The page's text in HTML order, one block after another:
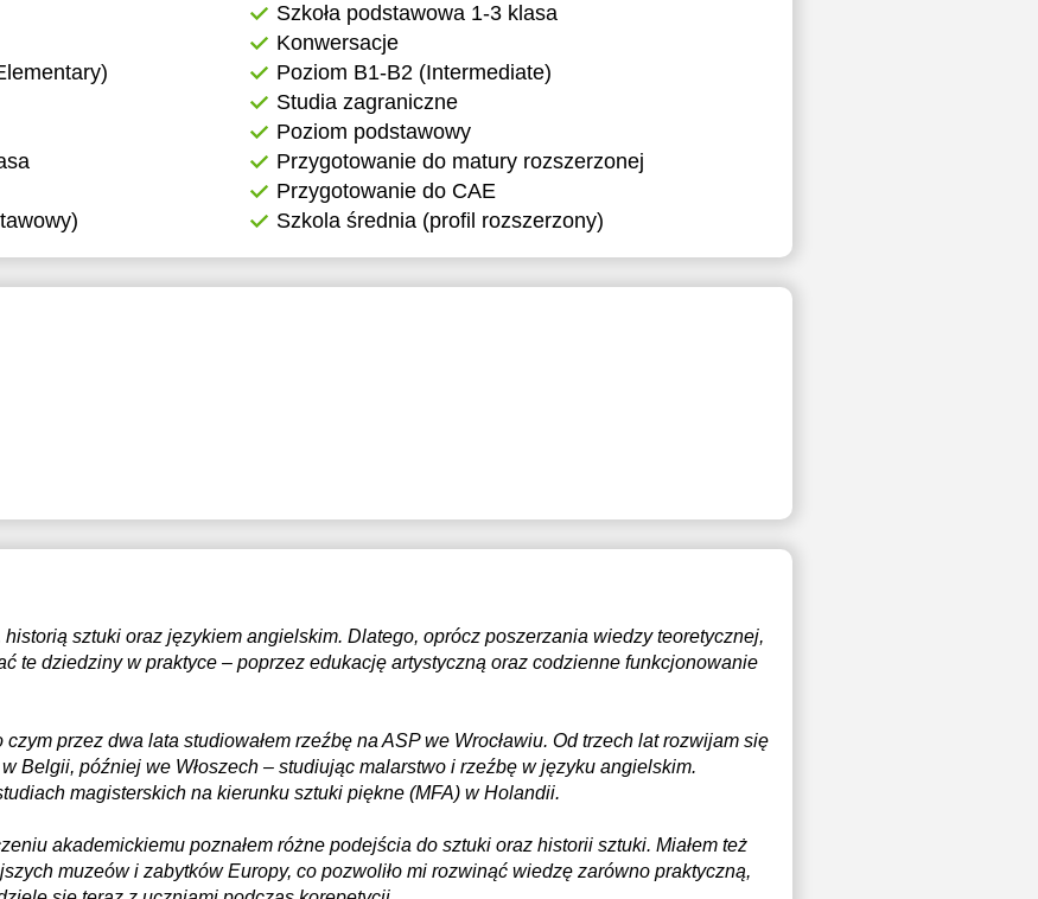
Szkoła podstawowa 1-3 klasa
Konwersacje
Poziom B1-B2 (Intermediate)
Studia zagraniczne
Poziom podstawowy
Przygotowanie do matury rozszerzonej
Przygotowanie do CAE
Szkola średnia (profil rozszerzony)
sztuki oraz językiem angielskim. Dlatego, oprócz poszerzania wiedzy teoretycznej,
te dziedziny w praktyce – poprzez edukację artystyczną oraz codzienne funkcjonowanie
przez dwa lata studiowałem rzeźbę na ASP we Wrocławiu. Od trzech lat rozwijam się
Belgii, później we Włoszech – studiując malarstwo i rzeźbę w języku angielskim.
magisterskich na kierunku sztuki piękne (MFA) w Holandii.
akademickiemu poznałem różne podejścia do sztuki oraz historii sztuki. Miałem też
muzeów i zabytków Europy, co pozwoliło mi rozwinąć wiedzę zarówno praktyczną,
15:30
17:30